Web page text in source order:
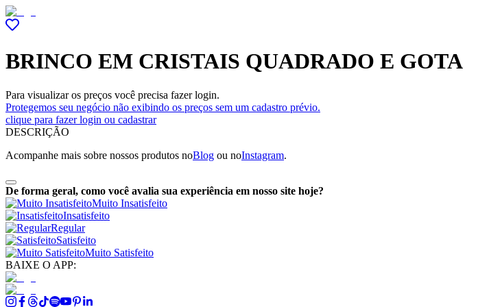
BRINCO EM CRISTAIS QUADRADO E GOTA
Para visualizar os preços você precisa fazer login.
Protegemos seu negócio não exibindo os preços sem um cadastro prévio.
clique para fazer login ou cadastrar
DESCRIÇÃO
Acompanhe mais sobre nossos produtos noBlog ou noInstagram.
De forma geral, como você avalia sua experiência em nosso site hoje?
Muito Insatisfeito
Insatisfeito
Regular
Satisfeito
Muito Satisfeito
BAIXE O APP: